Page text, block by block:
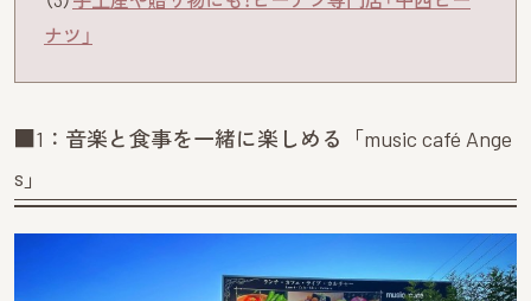
ナツ」
■1：音楽と食事を一緒に楽しめる「music café Ange
s」